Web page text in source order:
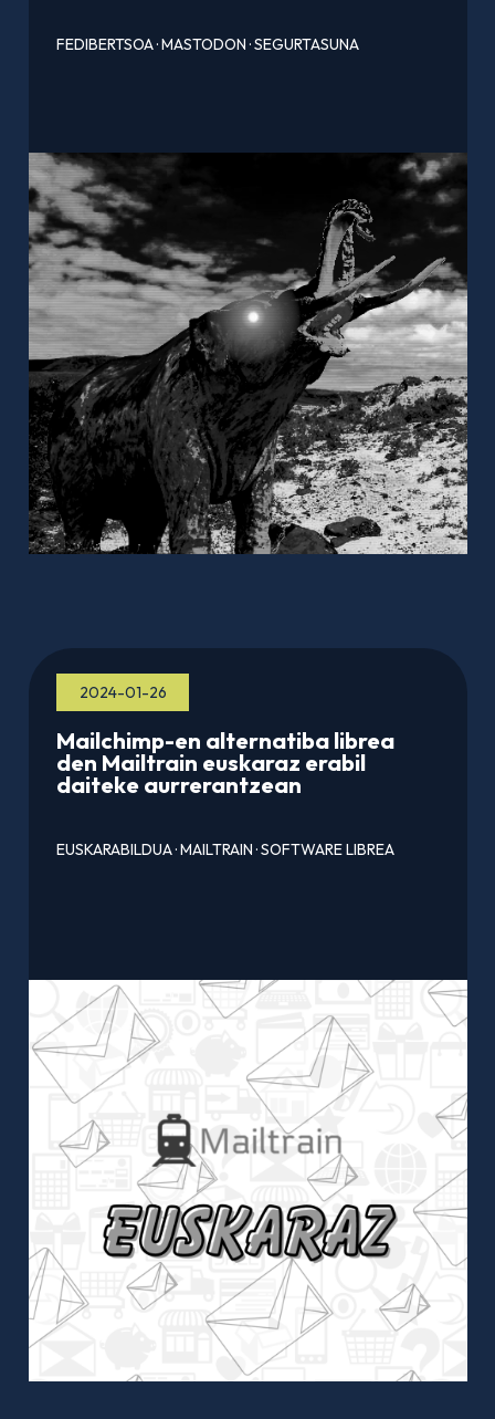
FEDIBERTSOA·MASTODON·SEGURTASUNA
2024-01-26
Mailchimp-en alternatiba librea
den Mailtrain euskaraz erabil
daiteke aurrerantzean
EUSKARABILDUA·MAILTRAIN·SOFTWARE LIBREA